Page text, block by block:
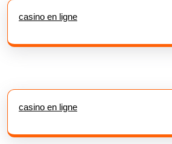
casino en ligne
casino en ligne